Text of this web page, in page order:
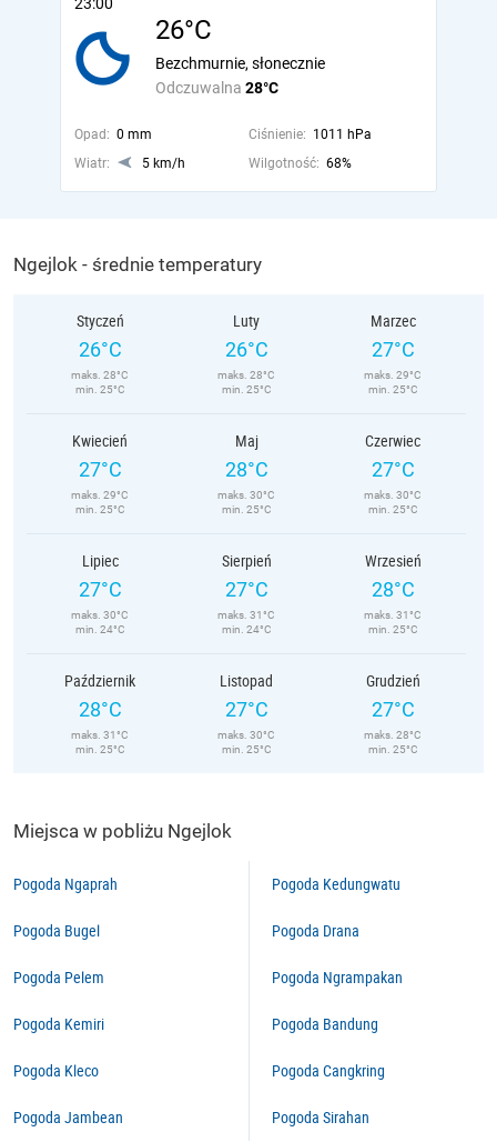
26°C
Odczuwalna 28°C
Bezchmurnie, słonecznie
Opad: 0 mm Ciśnienie: 1011 hPa
Wiatr:
5 km/h Wilgotność: 68%
Ngejlok - średnie temperatury
Styczeń
26°C
maks. 28°C
min. 25°C
Luty
26°C
maks. 28°C
min. 25°C
Marzec
27°C
maks. 29°C
min. 25°C
Kwiecień
27°C
maks. 29°C
min. 25°C
Maj
28°C
maks. 30°C
min. 25°C
Czerwiec
27°C
maks. 30°C
min. 25°C
Lipiec
27°C
maks. 30°C
min. 24°C
Sierpień
27°C
maks. 31°C
min. 24°C
Wrzesień
28°C
maks. 31°C
min. 25°C
Październik
28°C
maks. 31°C
min. 25°C
Listopad
27°C
maks. 30°C
min. 25°C
Grudzień
27°C
maks. 28°C
min. 25°C
Miejsca w pobliżu Ngejlok
Pogoda Ngaprah
Pogoda Bugel
Pogoda Pelem
Pogoda Kemiri
Pogoda Kleco
Pogoda Jambean
Pogoda Kedungwatu
Pogoda Drana
Pogoda Ngrampakan
Pogoda Bandung
Pogoda Cangkring
Pogoda Sirahan